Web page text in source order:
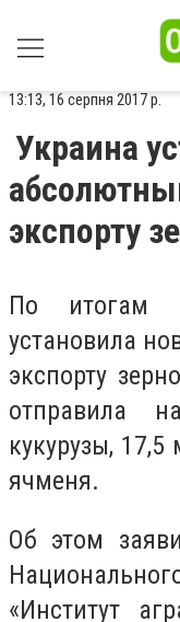
13:13, 16 серпня 2017 р.
Украина
экспорту
По итогам
установила
экспорту
отправила
кукурузы,
ячменя.
Об этом
«Институт